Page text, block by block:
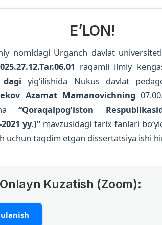
E’LON!
nomidagi Urganch davlat
raqamli ilmiy
yig‘ilishida Nukus davlat
Azamat Mamanovichning
“Qoraqalpogʼiston
yy.)” mavzusidagi tarix fanlari
uchun taqdim etgan dissertatsiya ishi
Kuzatish (Zoom):